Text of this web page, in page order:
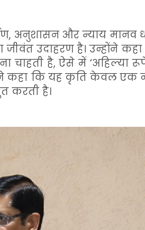
अनुशासन और न्याय
उदाहरण है। उन्होंने
चाहती है, ऐसे में ‘अहिल्या
कहा कि यह कृति केवल एक
करती है।